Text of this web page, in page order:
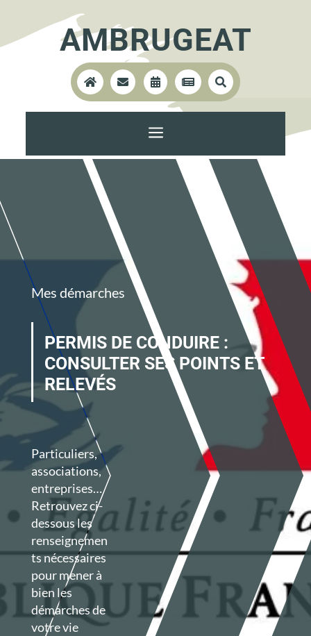
AMBRUGEAT
    
a
Mes démarches
PERMIS DE CONDUIRE :
CONSULTER SES POINTS ET
RELEVÉS
Particuliers,
associations,
entreprises…
Retrouvez ci-
dessous les
renseignemen
ts nécessaires
pour mener à
bien les
démarches de
votre vie